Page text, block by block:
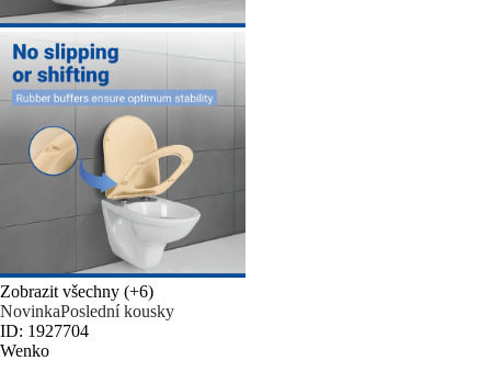
Zobrazit všechny (+6)
NovinkaPoslední kousky
ID: 1927704
Wenko